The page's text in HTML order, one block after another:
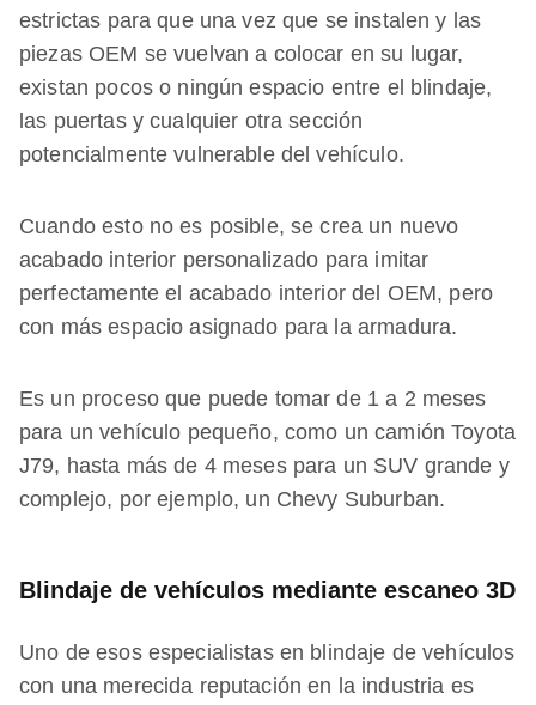
estrictas para que una vez que se instalen y las
piezas OEM se vuelvan a colocar en su lugar,
existan pocos o ningún espacio entre el blindaje,
las puertas y cualquier otra sección
potencialmente vulnerable del vehículo.
Cuando esto no es posible, se crea un nuevo
acabado interior personalizado para imitar
perfectamente el acabado interior del OEM, pero
con más espacio asignado para la armadura.
Es un proceso que puede tomar de 1 a 2 meses
para un vehículo pequeño, como un camión Toyota
J79, hasta más de 4 meses para un SUV grande y
complejo, por ejemplo, un Chevy Suburban.
Blindaje de vehículos mediante escaneo 3D
Uno de esos especialistas en blindaje de vehículos
con una merecida reputación en la industria es